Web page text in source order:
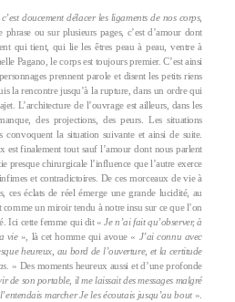
doucement délacer les ligaments de nos corps,
phrase ou sur plusieurs pages, c’est d’amour dont
qui tient, qui lie les êtres peau à peau, ventre à
Pagano, le corps est toujours premier. C’est ainsi
prennent parole et disent les petits riens
la rencontre jusqu’à la rupture, dans un ordre qui
L’architecture de l’ouvrage est ailleurs, dans les
des projections, des peurs. Les situations
convoquent la situation suivante et ainsi de suite.
est finalement tout sauf l’amour dont nous parlent
presque chirurgicale l’influence que l’autre exerce
et contradictoires. De ces morceaux de vie à
ces éclats de réel émerge une grande lucidité, au
un miroir tendu à notre insu sur ce que l’on
Ici cette femme qui dit «Je n’ai fait qu’observer, à
vie», là cet homme qui avoue « J’ai connu avec
heureux, au bord de l’ouverture, et la certitude
» Des moments heureux aussi et d’une profonde
de son portable, il me laissait des messages malgré
marcher Je les écoutais jusqu’au bout».